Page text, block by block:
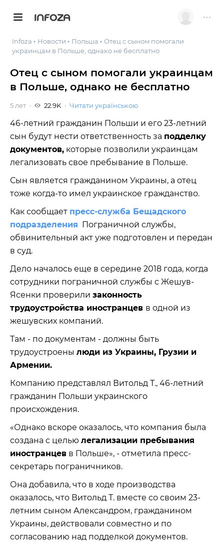
INFOZA
Infoza Новости Польша
Отец с сыном помогали
украинцам в ​​Польше, однако не бесплатно
Отец с сыном помогали украинцам
в ​​Польше, однако не бесплатно
5 лет 22.9K Читати українською
46-летний гражданин Польши и его 23-летний
сын будут нести ответственность за подделку
документов, которые позволили украинцам
легализовать свое пребывание в Польше.
Сын является гражданином Украины, а отец
тоже когда-то имел украинское гражданство.
Как сообщает пресс-служба Бещадского
подразделения Пограничной службы,
обвинительный акт уже подготовлен и передан
в суд.
Дело началось еще в середине 2018 года, когда
сотрудники пограничной службы с Жешув-
Ясенки проверили законность
трудоустройства иностранцев в одной из
жешувских компаний.
Там - по документам - должны быть
трудоустроены люди из Украины, Грузии и
Армении.
Компанию представлял Витольд Т., 46-летний
гражданин Польши украинского
происхождения.
«Однако вскоре оказалось, что компания была
создана с целью легализации пребывания
иностранцев в Польше», - отметила пресс-
секретарь пограничников.
Она добавила, что в ходе производства
оказалось, что Витольд Т. вместе со своим 23-
летним сыном Александром, гражданином
Украины, действовали совместно и по
согласованию над подделкой документов.